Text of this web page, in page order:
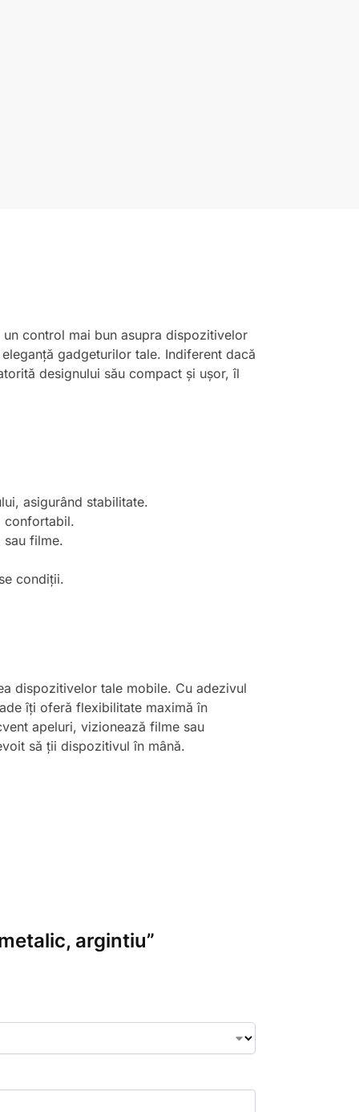
control mai bun asupra dispozitivelor
gadgeturilor tale. Indiferent dacă
designului său compact și ușor, îl
asigurând stabilitate.
confortabil.
filme.
condiții.
dispozitivelor tale mobile. Cu adezivul
îți oferă flexibilitate maximă în
apeluri, vizionează filme sau
să ții dispozitivul în mână.
argintiu”